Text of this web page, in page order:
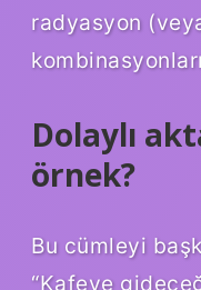
radyasyon
Dolaylı
örnek?
Bu cümleyi
“Kafeye